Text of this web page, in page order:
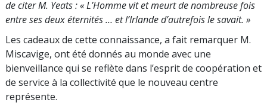
de citer M. Yeats : « L’Homme vit et meurt de nombreuse fois
entre ses deux éternités … et l’Irlande d’autrefois le savait. »
Les cadeaux de cette connaissance, a fait remarquer M.
Miscavige, ont été donnés au monde avec une
bienveillance qui se reflète dans l’esprit de coopération et
de service à la collectivité que le nouveau centre
représente.